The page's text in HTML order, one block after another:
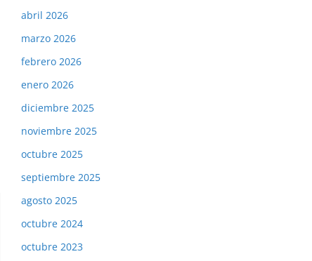
abril 2026
marzo 2026
febrero 2026
enero 2026
diciembre 2025
noviembre 2025
octubre 2025
septiembre 2025
agosto 2025
octubre 2024
octubre 2023